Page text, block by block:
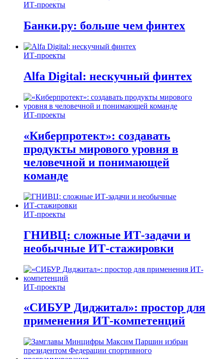
ИТ-проекты
Банки.ру: больше чем финтех
ИТ-проекты
Alfa Digital: нескучный финтех
ИТ-проекты
«Киберпротект»: создавать
продукты мирового уровня в
человечной и понимающей
команде
ИТ-проекты
ГНИВЦ: сложные ИТ‑задачи и
необычные ИТ‑стажировки
ИТ-проекты
«СИБУР Диджитал»: простор для
применения ИТ-компетенций